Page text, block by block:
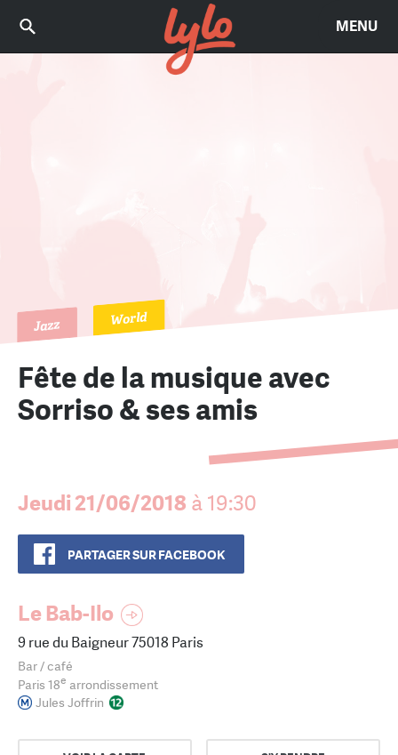
MENU
Jazz World
Fête de la musique avec
Sorriso & ses amis
Jeudi 21/06/2018 à 19:30
PARTAGER SUR FACEBOOK
Le Bab-Ilo
9 rue du Baigneur 75018 Paris
Bar / café
Paris 18e arrondissement
Jules Joffrin